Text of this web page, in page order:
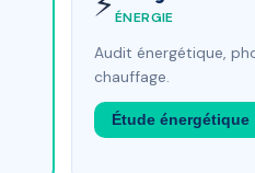
ÉNERGIE
Audit énergétique,
chauffage.
Étude énergétique